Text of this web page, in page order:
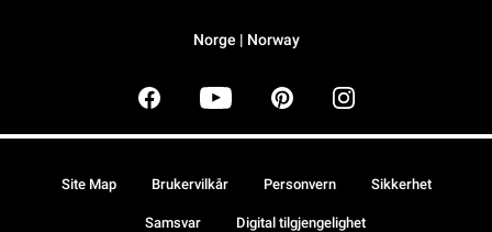
Norge | Norway
Site Map Brukervilkår Personvern Sikkerhet
Samsvar Digital tilgjengelighet